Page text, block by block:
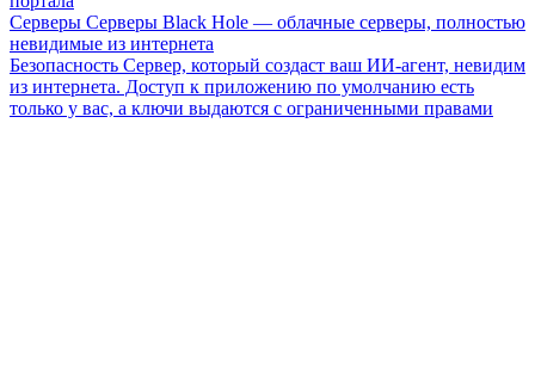
Серверы Серверы Black Hole — облачные серверы, полностью
невидимые из интернета
Безопасность Сервер, который создаст ваш ИИ-агент, невидим
из интернета. Доступ к приложению по умолчанию есть
только у вас, а ключи выдаются с ограниченными правами